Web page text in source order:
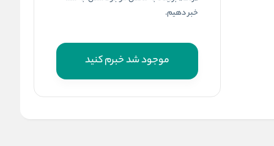
خبر دهیم.
موجود شد خبرم کنید